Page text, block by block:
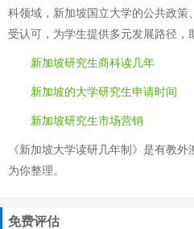
科领域，新加坡国立大学的公共政策
受认可，为学生提供多元发展路径，
新加坡研究生商科读几年
新加坡的大学研究生申请时间
新加坡研究生市场营销
《新加坡大学读研几年制》是有教
为你整理。
免费评估